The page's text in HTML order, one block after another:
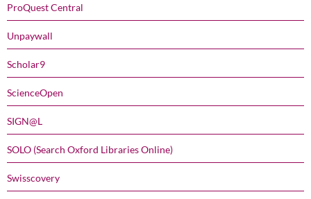
ProQuest Central
Unpaywall
Scholar9
ScienceOpen
SIGN@L
SOLO (Search Oxford Libraries Online)
Swisscovery